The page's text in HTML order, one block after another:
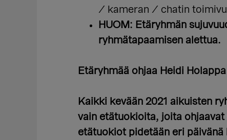
/ kameran / chatin
HUOM: Etäryhmän
ryhmätapaamisen alettua.
Etäryhmää ohjaa Heidi Holappa
Kaikki kevään 2021 aikuisten
vain etätuokioita, joita
etätuokiot pidetään eri